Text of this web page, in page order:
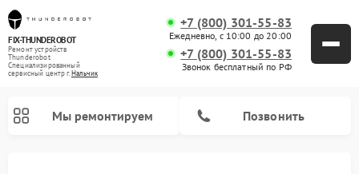
FIX-THUNDEROBOT
Ремонт устройств
Thunderobot
Специализированный
cервисный центр г.Нальчик
+7 (800) 301-55-83
Ежедневно, с 10:00 до 20:00
+7 (800) 301-55-83
Звонок бесплатный по РФ
Мы ремонтируем Позвонить